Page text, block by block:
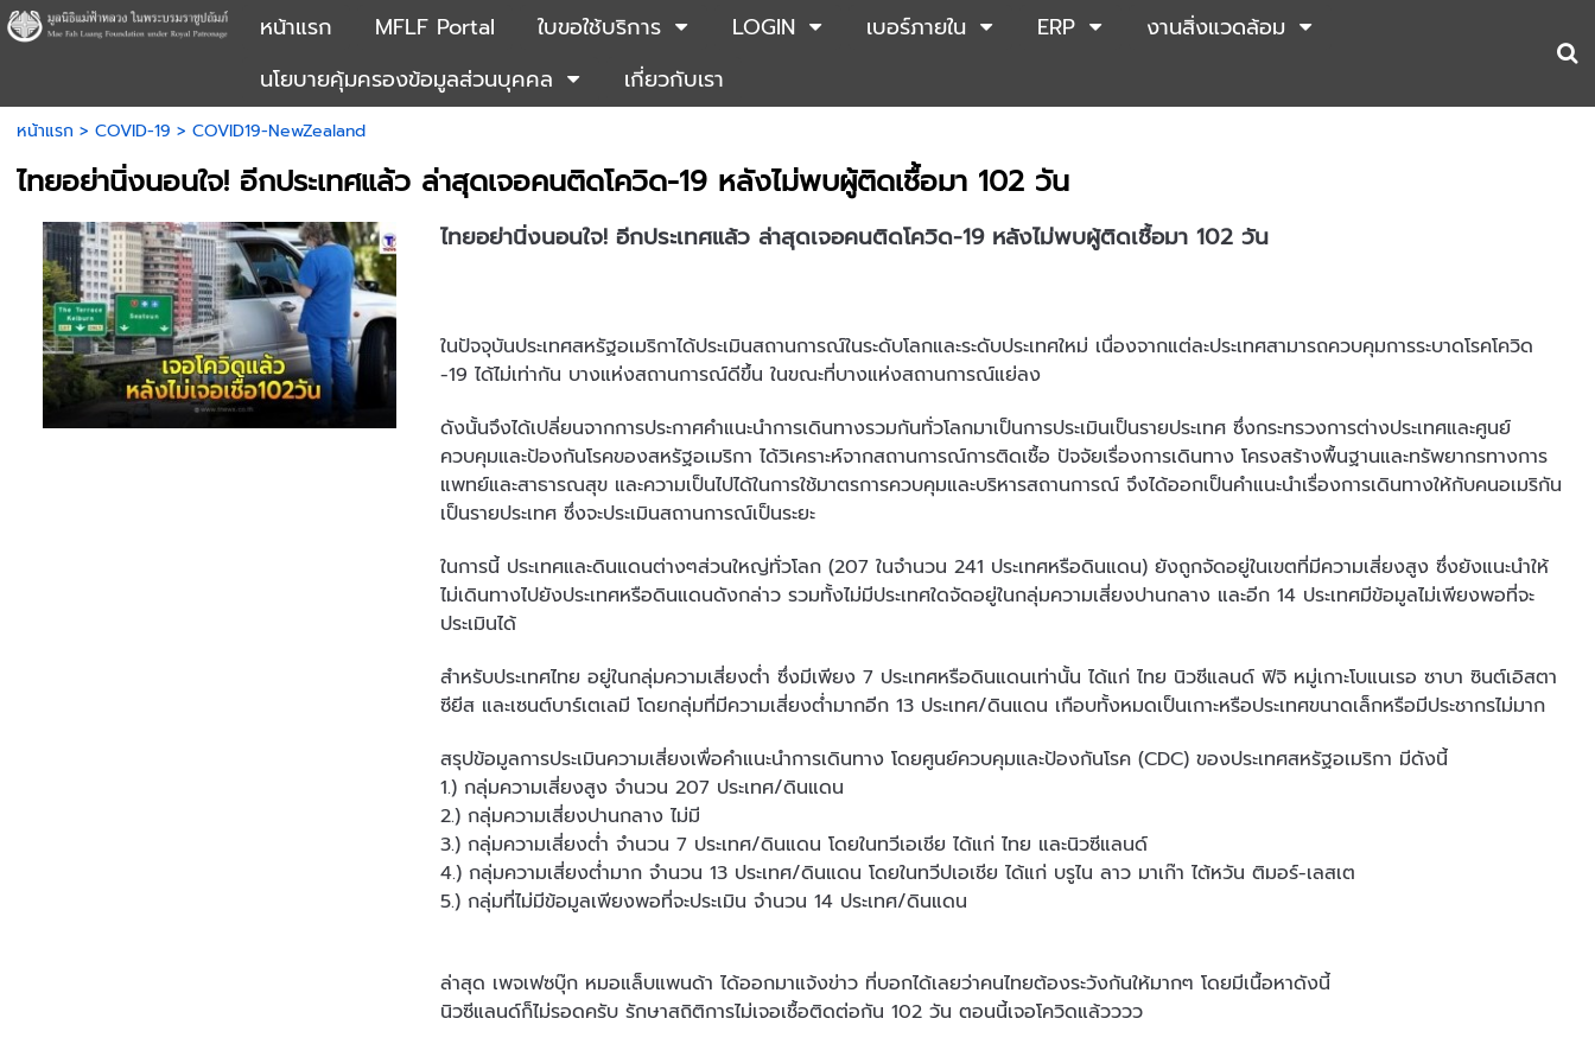
หน้าแรก MFLF Portal ใบขอใช้บริการ LOGIN เบอร์ภายใน ERP
งานสิ่งแวดล้อม
นโยบายคุ้มครองข้อมูลส่วนบุคคล
เกี่ยวกับเรา
หน้าแรก > COVID-19 > COVID19-NewZealand
ไทยอย่านิ่งนอนใจ! อีกประเทศแล้ว ล่าสุดเจอคนติดโควิด-19 หลังไม่พบผู้ติดเชื้อมา 102 วัน
ไทยอย่านิ่งนอนใจ! อีกประเทศแล้ว ล่าสุดเจอคนติดโควิด-19 หลังไม่พบผู้ติดเชื้อมา 102 วัน
ในปัจจุบันประเทศสหรัฐอเมริกาได้ประเมินสถานการณ์ในระดับโลกและระดับประเทศใหม่ เนื่องจากแต่ละประเทศสามารถควบคุมการระบาดโรคโควิด
-19 ได้ไม่เท่ากัน บางแห่งสถานการณ์ดีขึ้น ในขณะที่บางแห่งสถานการณ์แย่ลง
ดังนั้นจึงได้เปลี่ยนจากการประกาศคำแนะนำการเดินทางรวมกันทั่วโลกมาเป็นการประเมินเป็นรายประเทศ ซึ่งกระทรวงการต่างประเทศและศูนย์
ควบคุมและป้องกันโรคของสหรัฐอเมริกา ได้วิเคราะห์จากสถานการณ์การติดเชื้อ ปัจจัยเรื่องการเดินทาง โครงสร้างพื้นฐานและทรัพยากรทางการ
แพทย์และสาธารณสุข และความเป็นไปได้ในการใช้มาตรการควบคุมและบริหารสถานการณ์ จึงได้ออกเป็นคำแนะนำเรื่องการเดินทางให้กับคนอเมริกัน
เป็นรายประเทศ ซึ่งจะประเมินสถานการณ์เป็นระยะ
ในการนี้ ประเทศและดินแดนต่างๆส่วนใหญ่ทั่วโลก (207 ในจำนวน 241 ประเทศหรือดินแดน) ยังถูกจัดอยู่ในเขตที่มีความเสี่ยงสูง ซึ่งยังแนะนำให้
ไม่เดินทางไปยังประเทศหรือดินแดนดังกล่าว รวมทั้งไม่มีประเทศใดจัดอยู่ในกลุ่มความเสี่ยงปานกลาง และอีก 14 ประเทศมีข้อมูลไม่เพียงพอที่จะ
ประเมินได้
สำหรับประเทศไทย อยู่ในกลุ่มความเสี่ยงต่ำ ซึ่งมีเพียง 7 ประเทศหรือดินแดนเท่านั้น ได้แก่ ไทย นิวซีแลนด์ ฟิจิ หมู่เกาะโบแนเรอ ซาบา ซินต์เอิสตา
ซียีส และเซนต์บาร์เตเลมี โดยกลุ่มที่มีความเสี่ยงต่ำมากอีก 13 ประเทศ/ดินแดน เกือบทั้งหมดเป็นเกาะหรือประเทศขนาดเล็กหรือมีประชากรไม่มาก
สรุปข้อมูลการประเมินความเสี่ยงเพื่อคำแนะนำการเดินทาง โดยศูนย์ควบคุมและป้องกันโรค (CDC) ของประเทศสหรัฐอเมริกา มีดังนี้
1.) กลุ่มความเสี่ยงสูง จำนวน 207 ประเทศ/ดินแดน
2.) กลุ่มความเสี่ยงปานกลาง ไม่มี
3.) กลุ่มความเสี่ยงต่ำ จำนวน 7 ประเทศ/ดินแดน โดยในทวีเอเชีย ได้แก่ ไทย และนิวซีแลนด์
4.) กลุ่มความเสี่ยงต่ำมาก จำนวน 13 ประเทศ/ดินแดน โดยในทวีปเอเชีย ได้แก่ บรูไน ลาว มาเก๊า ไต้หวัน ติมอร์-เลสเต
5.) กลุ่มที่ไม่มีข้อมูลเพียงพอที่จะประเมิน จำนวน 14 ประเทศ/ดินแดน
ล่าสุด เพจเฟซบุ๊ก หมอแล็บแพนด้า ได้ออกมาแจ้งข่าว ที่บอกได้เลยว่าคนไทยต้องระวังกันให้มากๆ โดยมีเนื้อหาดังนี้
นิวซีแลนด์ก็ไม่รอดครับ รักษาสถิติการไม่เจอเชื้อติดต่อกัน 102 วัน ตอนนี้เจอโควิดแล้วววว